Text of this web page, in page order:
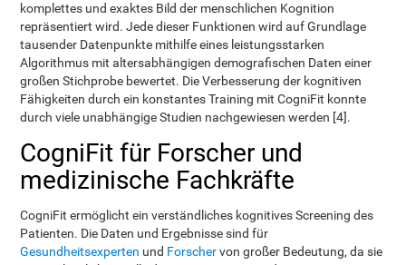
komplettes und exaktes Bild der menschlichen Kognition
repräsentiert wird. Jede dieser Funktionen wird auf Grundlage
tausender Datenpunkte mithilfe eines leistungsstarken
Algorithmus mit altersabhängigen demografischen Daten einer
großen Stichprobe bewertet. Die Verbesserung der kognitiven
Fähigkeiten durch ein konstantes Training mit CogniFit konnte
durch viele unabhängige Studien nachgewiesen werden [4].
CogniFit für Forscher und
medizinische Fachkräfte
CogniFit ermöglicht ein verständliches kognitives Screening des
Patienten. Die Daten und Ergebnisse sind für
Gesundheitsexperten und Forschervon großer Bedeutung, da sie